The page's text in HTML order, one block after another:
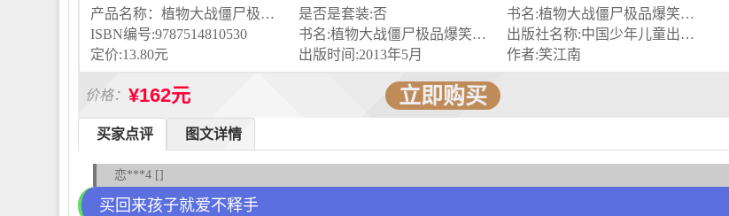
产品名称：植物大战僵尸极品爆笑漫画... 是否是套装:否
书名:植物大战僵尸极品爆笑漫画 火热篮球赛
ISBN编号:9787514810530
书名:植物大战僵尸极品爆笑漫画 火热篮球赛
出版社名称:中国少年儿童出版社
定价:13.80元
出版时间:2013年5月 作者:笑江南
价格： ¥162元 立即购买
图文详情
买家点评
恋***4 []
买回来孩子就爱不释手